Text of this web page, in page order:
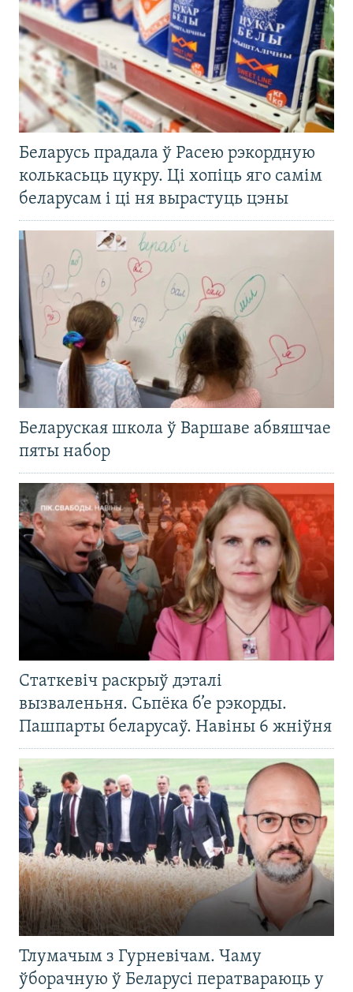
Беларусь прадала ў Расею рэкордную
колькасьць цукру. Ці хопіць яго самім
беларусам і ці ня вырастуць цэны
Беларуская школа ў Варшаве абвяшчае
пяты набор
Статкевіч раскрыў дэталі
вызваленьня. Сьпёка б’е рэкорды.
Пашпарты беларусаў. Навіны 6 жніўня
Тлумачым з Гурневічам. Чаму
ўборачную ў Беларусі ператвараюць у